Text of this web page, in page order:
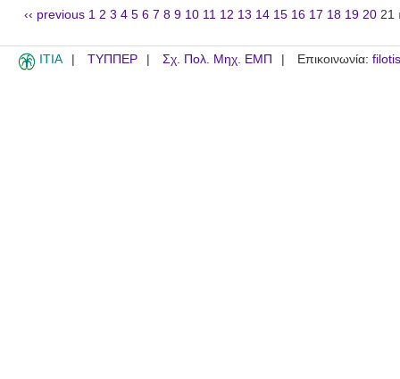
‹‹ previous 1 2 3 4 5 6 7 8 9 10 11 12 13 14 15 16 17 18 19 20 21
ITIA ΤΥΠΠΕΡ Σχ. Πολ. Μηχ. ΕΜΠ Επικοινωνία: